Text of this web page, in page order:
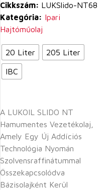
Cikkszám: LUKSlido-NT68
Kategória: Ipari
Hajtóműolaj
20 Liter 205 Liter
IBC
A LUKOIL SLIDO NT
Hamumentes Vezetékolaj,
Amely Egy Új Addíciós
Technológia Nyomán
Szolvensraffinátummal
Összekapcsolódva
Bázisolajként Kerül